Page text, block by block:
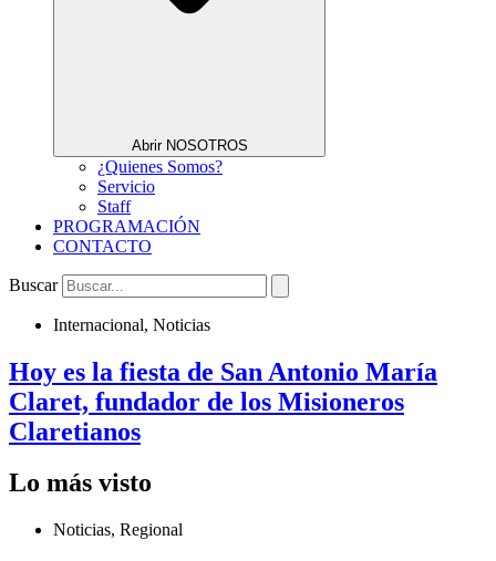
Abrir NOSOTROS
¿Quienes Somos?
Servicio
Staff
PROGRAMACIÓN
CONTACTO
Buscar
Internacional, Noticias
Hoy es la fiesta de San Antonio María
Claret, fundador de los Misioneros
Claretianos
Lo más visto
Noticias, Regional